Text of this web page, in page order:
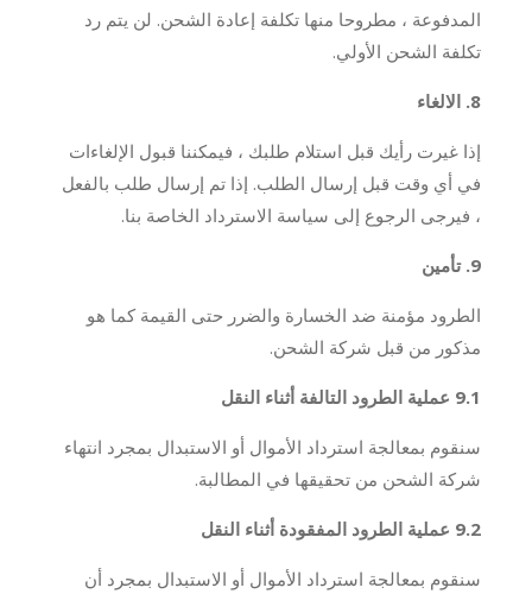
المدفوعة ، مطروحا منها تكلفة إعادة الشحن. لن يتم رد
تكلفة الشحن الأولي.
8. الالغاء
إذا غيرت رأيك قبل استلام طلبك ، فيمكننا قبول الإلغاءات
في أي وقت قبل إرسال الطلب. إذا تم إرسال طلب بالفعل
، فيرجى الرجوع إلى سياسة الاسترداد الخاصة بنا.
9. تأمين
الطرود مؤمنة ضد الخسارة والضرر حتى القيمة كما هو
مذكور من قبل شركة الشحن.
9.1 عملية الطرود التالفة أثناء النقل
سنقوم بمعالجة استرداد الأموال أو الاستبدال بمجرد انتهاء
شركة الشحن من تحقيقها في المطالبة.
9.2 عملية الطرود المفقودة أثناء النقل
سنقوم بمعالجة استرداد الأموال أو الاستبدال بمجرد أن